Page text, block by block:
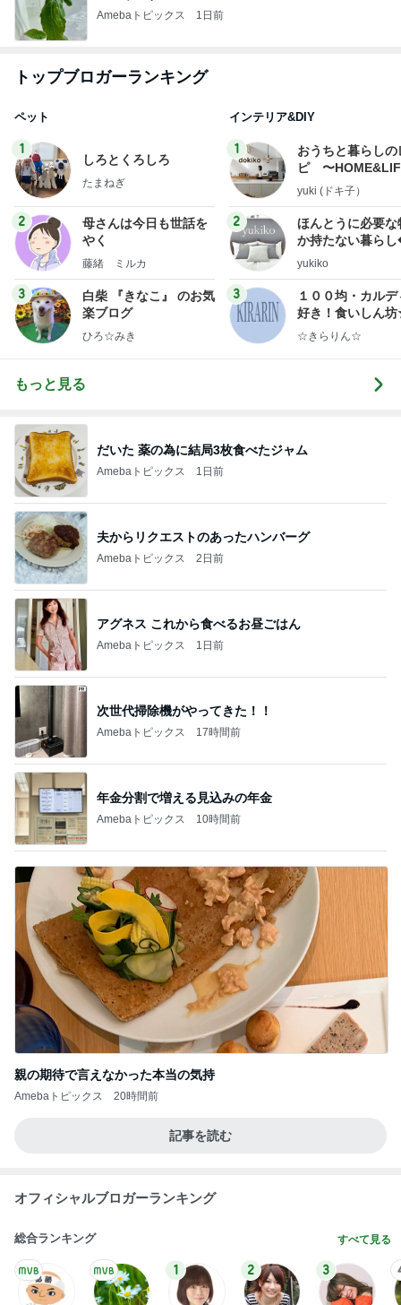
Amebaトピックス 1日前
トップブロガーランキング
ペット
1
しろとくろしろ
たまねぎ
2
母さんは今日も世話を
やく
藤緒 ミルカ
3
白柴 『きなこ』 のお気
楽ブログ
ひろ☆みき
インテリア&DIY
1
おうちと暮らしの
ピ 〜
yuki (ドキ子）
2
ほんとうに必要な
か持たない暮ら
ep Life Simple◆
yukiko
3
１００均・カルデ
好き！食いしん
らりん☆のブログ
☆きらりん☆
もっと見る
だいた 薬の為に結局3枚食べたジャム
Amebaトピックス 1日前
夫からリクエストのあったハンバーグ
Amebaトピックス 2日前
アグネス これから食べるお昼ごはん
Amebaトピックス 1日前
次世代掃除機がやってきた！！
Amebaトピックス 17時間前
年金分割で増える見込みの年金
Amebaトピックス 10時間前
親の期待で言えなかった本当の気持
Amebaトピックス 20時間前
記事を読む
オフィシャルブロガーランキング
総合ランキング すべて見る
1 2 3